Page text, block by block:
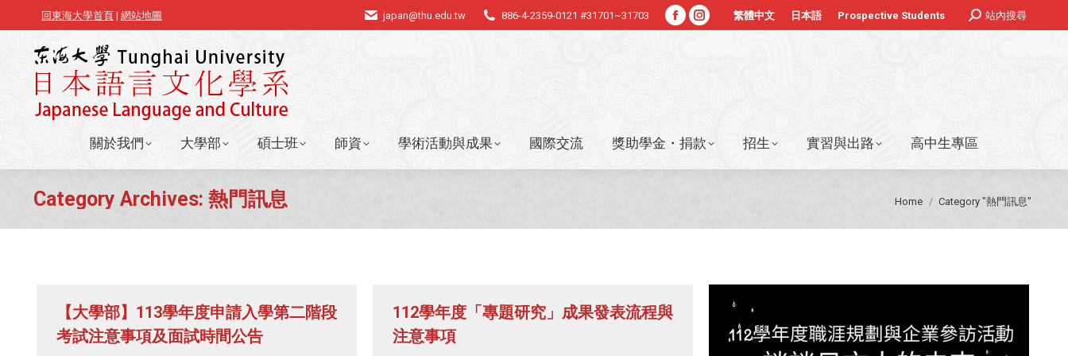
回東海大學首頁 | 網站地圖 japan@thu.edu.tw 886-4-2359-0121 #31701~31703
FacebookInstagram
繁體中文 日本語 Prospective Students Search:站內搜尋
關於我們 大學部 碩士班 師資 學術活動與成果 國際交流 獎助學金・捐款 招生 實習與出路 高中生專區
Category Archives: 熱門訊息 You are here:
Home Category "熱門訊息"
【大學部】113學年度申請入學第二階段
考試注意事項及面試時間公告
112學年度「專題研究」成果發表流程與
注意事項
關於我們 大學部 碩士班 師資 學術活動與成果 國際交流 獎助學金・捐款 招生 實習與出路 高中生專區